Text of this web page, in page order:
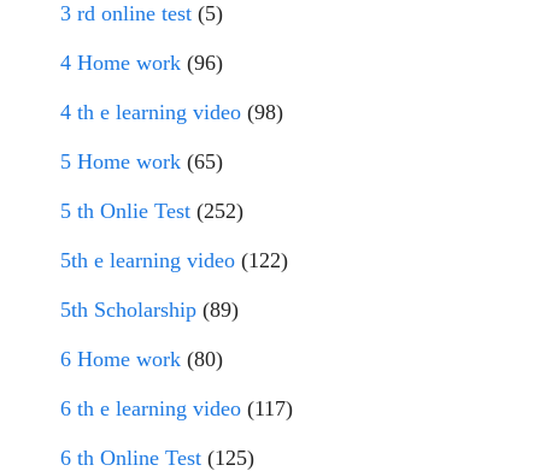
3 rd online test (5)
4 Home work (96)
4 th e learning video (98)
5 Home work (65)
5 th Onlie Test (252)
5th e learning video (122)
5th Scholarship (89)
6 Home work (80)
6 th e learning video (117)
6 th Online Test (125)